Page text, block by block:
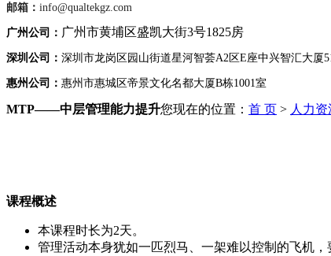
邮箱： info@qualtekgz.com
广州公司： 广州市黄埔区盛凯大街3号1825房
深圳公司： 深圳市龙岗区园山街道星河智荟A2区E座中兴智汇大厦
惠州公司： 惠州市惠城区帝景文化名都大厦B栋1001室
MTP——中层管理能力提升您现在的位置： 首 页 > 人力资
课程概述
本课程时长为2天。
管理活动本身犹如一匹烈马、一架难以控制的飞机